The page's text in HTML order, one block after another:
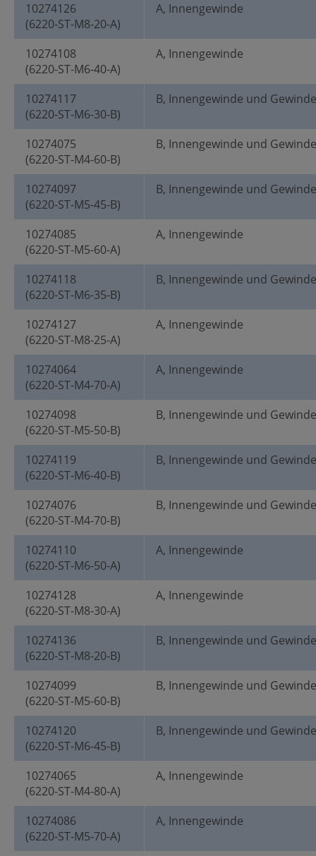
10274126
(6220-ST-M8-20-A)
A, Innengewinde
10274108
(6220-ST-M6-40-A)
A, Innengewinde
10274117
(6220-ST-M6-30-B)
B, Innengewinde und
10274075
(6220-ST-M4-60-B)
B, Innengewinde und
10274097
(6220-ST-M5-45-B)
B, Innengewinde und
10274085
(6220-ST-M5-60-A)
A, Innengewinde
10274118
(6220-ST-M6-35-B)
B, Innengewinde und
10274127
(6220-ST-M8-25-A)
A, Innengewinde
10274064
(6220-ST-M4-70-A)
A, Innengewinde
10274098
(6220-ST-M5-50-B)
B, Innengewinde und
10274119
(6220-ST-M6-40-B)
B, Innengewinde und
10274076
(6220-ST-M4-70-B)
B, Innengewinde und
10274110
(6220-ST-M6-50-A)
A, Innengewinde
10274128
(6220-ST-M8-30-A)
A, Innengewinde
10274136
(6220-ST-M8-20-B)
B, Innengewinde und
10274099
(6220-ST-M5-60-B)
B, Innengewinde und
10274120
(6220-ST-M6-45-B)
B, Innengewinde und
10274065
(6220-ST-M4-80-A)
A, Innengewinde
10274086
(6220-ST-M5-70-A)
A, Innengewinde